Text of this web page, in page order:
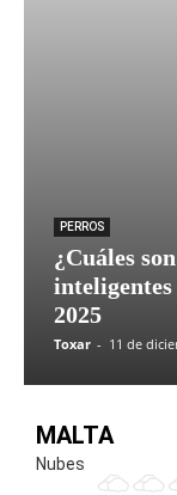
PERROS
¿Cuáles
2025
Toxar - 11 de
MALTA
Nubes